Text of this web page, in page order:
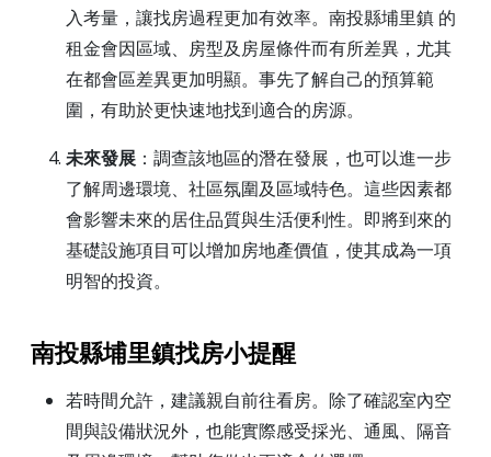
入考量，讓找房過程更加有效率。南投縣埔里鎮 的
租金會因區域、房型及房屋條件而有所差異，尤其
在都會區差異更加明顯。事先了解自己的預算範
圍，有助於更快速地找到適合的房源。
未來發展 ：調查該地區的潛在發展，也可以進一步
了解周邊環境、社區氛圍及區域特色。這些因素都
會影響未來的居住品質與生活便利性。即將到來的
基礎設施項目可以增加房地產價值，使其成為一項
明智的投資。
南投縣埔里鎮找房小提醒
若時間允許，建議親自前往看房。除了確認室內空
間與設備狀況外，也能實際感受採光、通風、隔音